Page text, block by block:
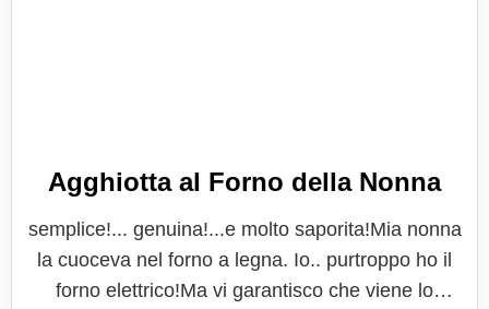
Agghiotta al Forno della Nonna
semplice!... genuina!...e molto saporita!Mia nonna
la cuoceva nel forno a legna. Io.. purtroppo ho il
forno elettrico!Ma vi garantisco che viene lo